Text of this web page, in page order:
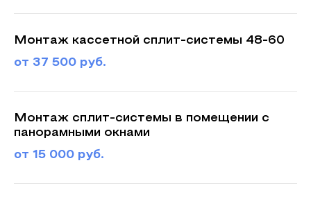
Монтаж кассетной сплит-системы 48-60
от 37 500 руб.
Монтаж сплит-системы в помещении с
панорамными окнами
от 15 000 руб.